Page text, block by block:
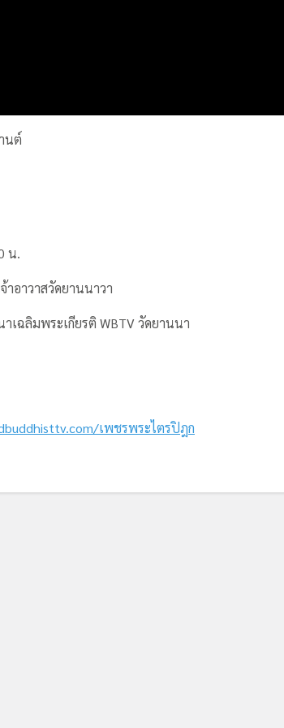
นต์
น.
าอาวาสวัดยานนาวา
ฉลิมพระเกียรติ WBTV วัดยานนา
เพชรพระไตรปิฎก